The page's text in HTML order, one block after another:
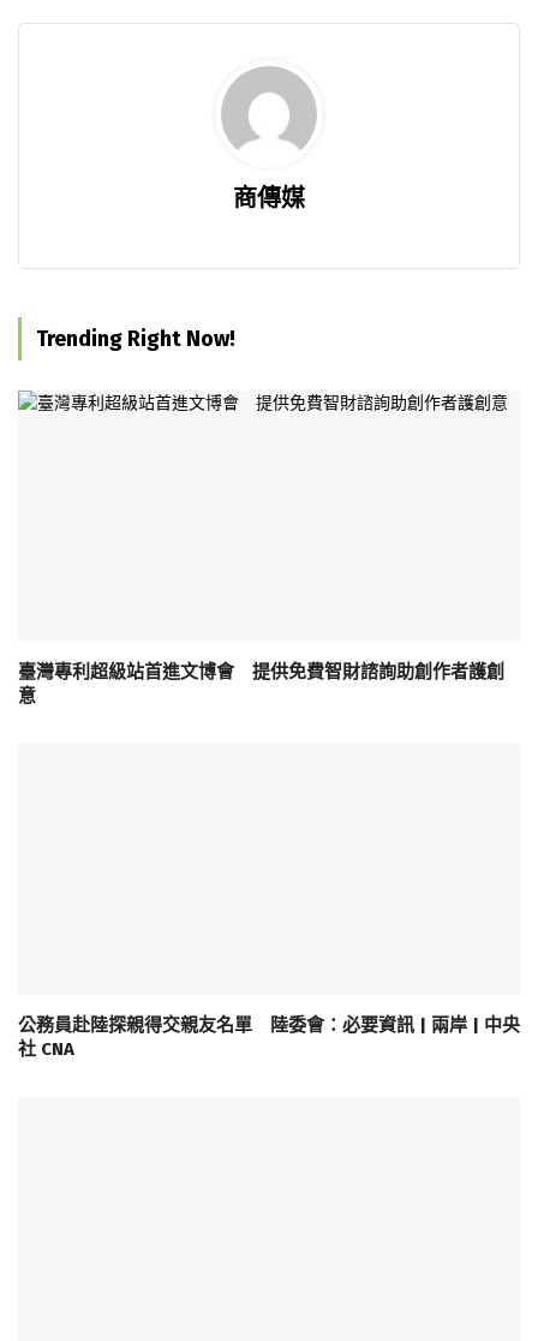
商傳媒
Trending Right Now!
臺灣專利超級站首進文博會 提供免費智財諮詢助創作者護創
意
公務員赴陸探親得交親友名單 陸委會：必要資訊 | 兩岸 | 中央
社 CNA